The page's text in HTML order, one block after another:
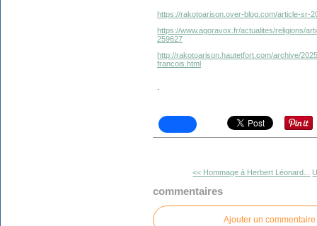
https://rakotoarison.over-blog.com/article-sr-
https://www.agoravox.fr/actualites/religions/
259627
http://rakotoarison.hautetfort.com/archive/
francois.html
<< Hommage à Herbert Léonard...
commentaires
Ajouter un commentaire